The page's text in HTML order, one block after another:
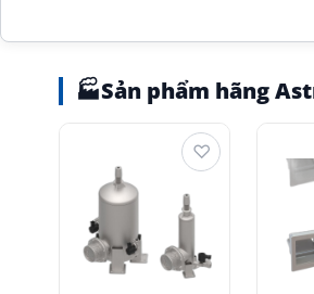
🏭Sản phẩm hãng
♡